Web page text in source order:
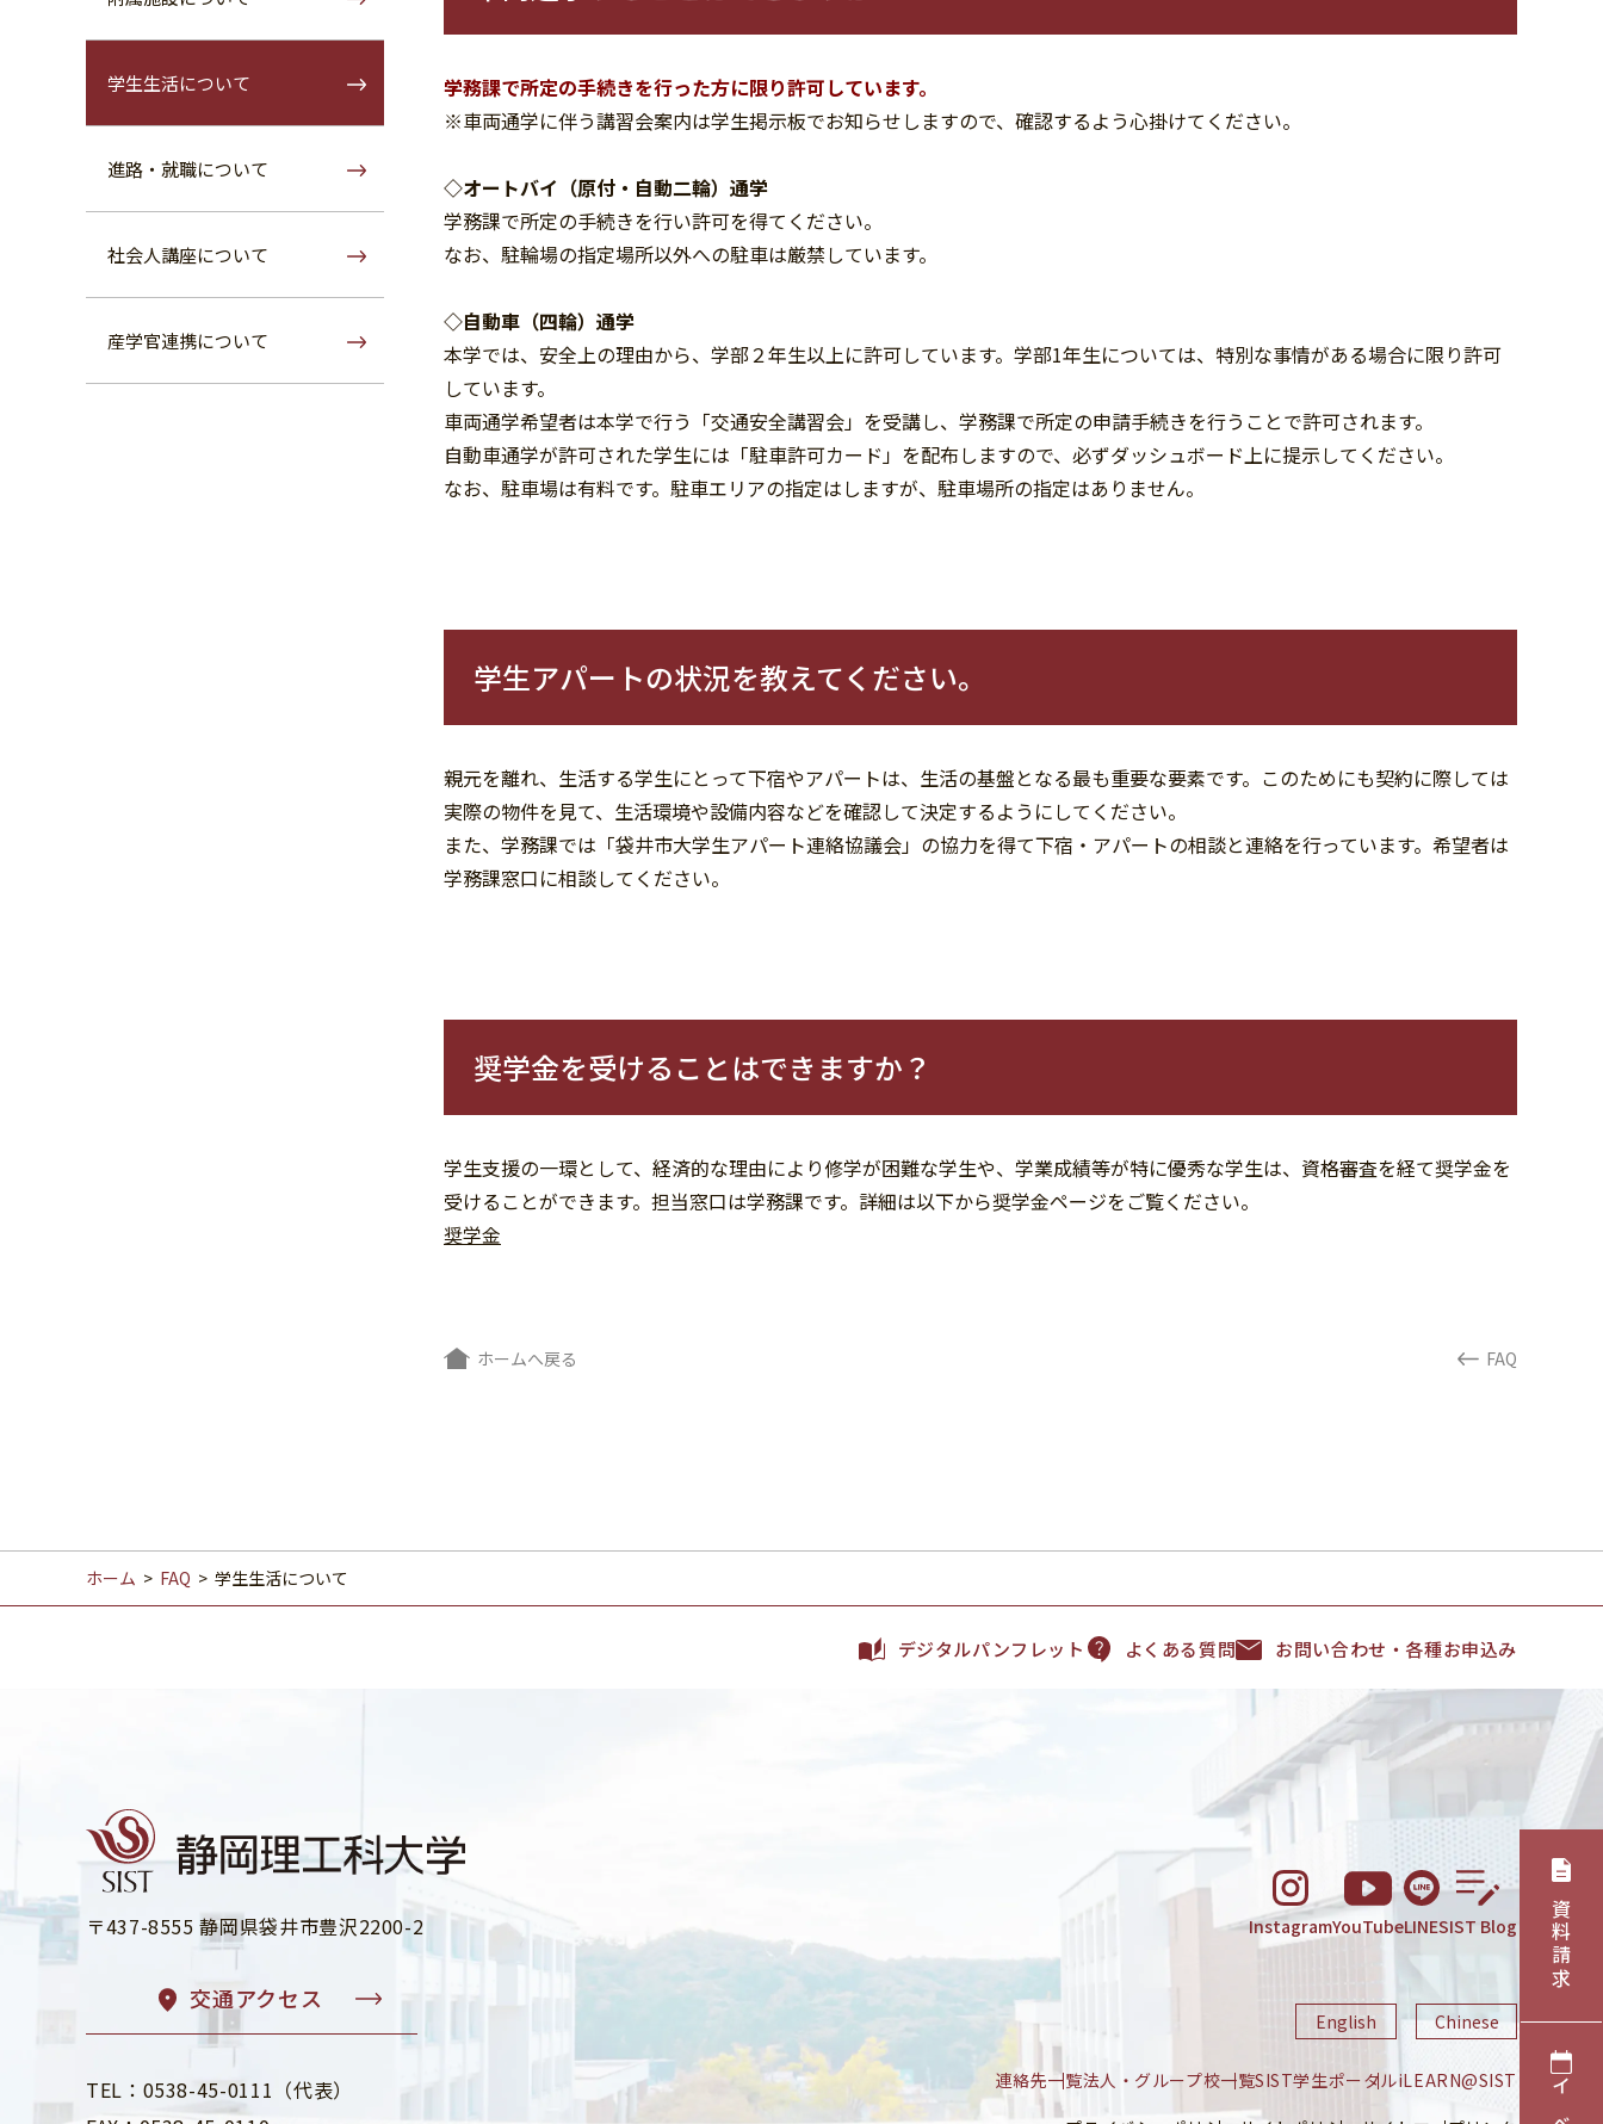
学務課で所定の手続きを行った方に限り許可しています。
※車両通学に伴う講習会案内は学生掲示板でお知らせしますので、確認するよう心掛けてください。
◇オートバイ（原付・自動二輪）通学
学務課で所定の手続きを行い許可を得てください。
なお、駐輪場の指定場所以外への駐車は厳禁しています。
◇自動車（四輪）通学
本学では、安全上の理由から、学部２年生以上に許可しています。学部1年生については、特別な事情がある場合に限り許可
しています。
車両通学希望者は本学で行う「交通安全講習会」を受講し、学務課で所定の申請手続きを行うことで許可されます。
自動車通学が許可された学生には「駐車許可カード」を配布しますので、必ずダッシュボード上に提示してください。
なお、駐車場は有料です。駐車エリアの指定はしますが、駐車場所の指定はありません。
学生アパートの状況を教えてください。
親元を離れ、生活する学生にとって下宿やアパートは、生活の基盤となる最も重要な要素です。このためにも契約に際しては
実際の物件を見て、生活環境や設備内容などを確認して決定するようにしてください。
また、学務課では「袋井市大学生アパート連絡協議会」の協力を得て下宿・アパートの相談と連絡を行っています。希望者は
学務課窓口に相談してください。
奨学金を受けることはできますか？
学生支援の一環として、経済的な理由により修学が困難な学生や、学業成績等が特に優秀な学生は、資格審査を経て奨学金を
受けることができます。担当窓口は学務課です。詳細は以下から奨学金ページをご覧ください。
奨学金
学生生活について
進路・就職について
社会人講座について
産学官連携について
FAQ
ホームへ戻る
ホーム > FAQ > 学生生活について
デジタルパンフレット よくある質問 お問い合わせ・各種お申込み
〒437-8555 静岡県袋井市豊沢2200-2
交通アクセス
TEL：0538-45-0111（代表）
InstagramYouTubeLINESIST Blog
English Chinese
連絡先一覧法人・グループ校一覧SIST学生ポータルiLEARN@SIST
資料請求